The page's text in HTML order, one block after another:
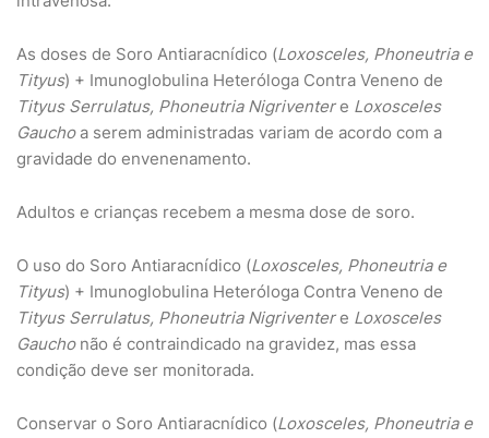
As doses de Soro Antiaracnídico (Loxosceles, Phoneutria e
Tityus) + Imunoglobulina Heteróloga Contra Veneno de
Tityus Serrulatus, Phoneutria Nigriventere Loxosceles
Gauchoa serem administradas variam de acordo com a
gravidade do envenenamento.
Adultos e crianças recebem a mesma dose de soro.
O uso do Soro Antiaracnídico (Loxosceles, Phoneutria e
Tityus) + Imunoglobulina Heteróloga Contra Veneno de
Tityus Serrulatus, Phoneutria Nigriventere Loxosceles
Gauchonão é contraindicado na gravidez, mas essa
condição deve ser monitorada.
Conservar o Soro Antiaracnídico (Loxosceles, Phoneutria e